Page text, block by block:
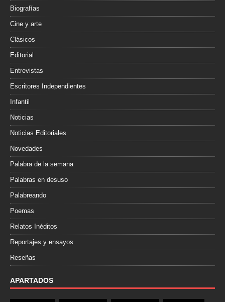
Biografías
Cine y arte
Clásicos
Editorial
Entrevistas
Escritores Independientes
Infantil
Noticias
Noticias Editoriales
Novedades
Palabra de la semana
Palabras en desuso
Palabreando
Poemas
Relatos Inéditos
Reportajes y ensayos
Reseñas
APARTADOS